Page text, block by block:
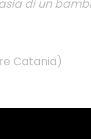
di un
Catania)